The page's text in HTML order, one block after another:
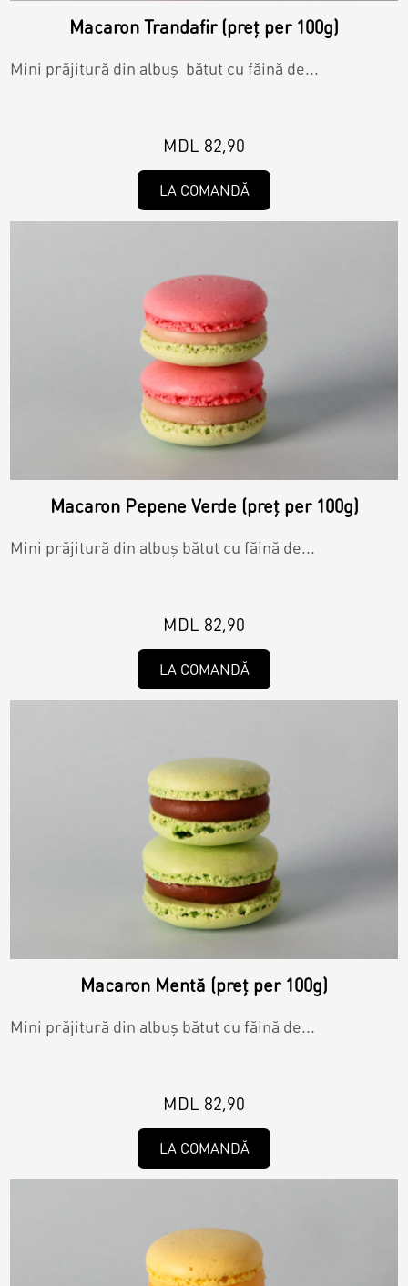
Personalized Desserts
Kalach
Cake (Slice)
Cookies
Placinta
Raw & Vegan
Cakes
Surprises
Candles
Macaron Trandafir (preț per 100g)
Mini prăjitură din albuș bătut cu făină de...
MDL 82,90
LA COMANDĂ
Macaron Pepene Verde (preț per 100g)
Mini prăjitură din albuș bătut cu făină de...
MDL 82,90
LA COMANDĂ
Macaron Mentă (preț per 100g)
Mini prăjitură din albuș bătut cu făină de...
MDL 82,90
LA COMANDĂ